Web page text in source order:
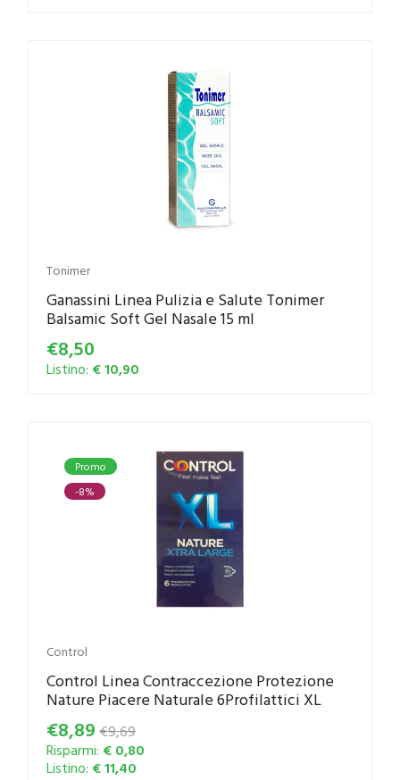
Tonimer
Ganassini Linea Pulizia e Salute Tonimer
Balsamic Soft Gel Nasale 15 ml
€8,50
Listino: € 10,90
Promo
-8%
Control
Control Linea Contraccezione Protezione
Nature Piacere Naturale 6Profilattici XL
€8,89 €9,69
Risparmi: € 0,80
Listino: € 11,40